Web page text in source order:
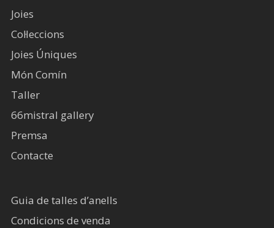
Joies
Col·leccions
Joies Úniques
Món Comín
Taller
66mistral gallery
Premsa
Contacte
Guia de talles d’anells
Condicions de venda